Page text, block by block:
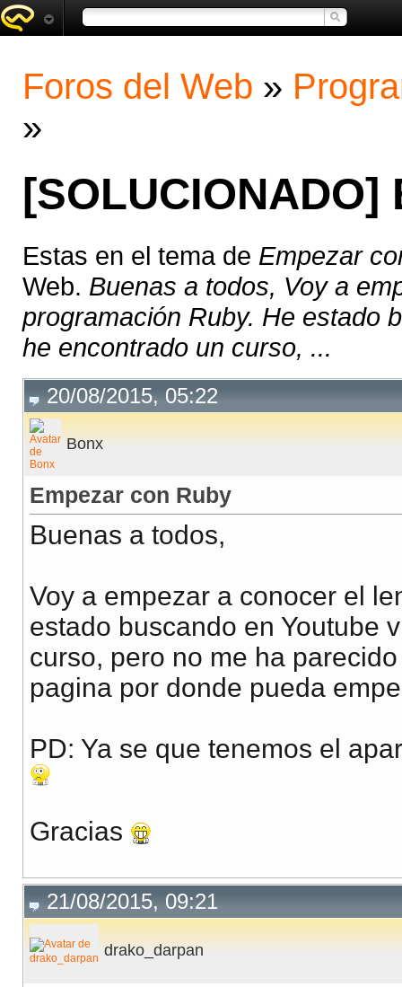
Foros del Web »
»
Estas en el tema de Empezar
Web. Buenas a todos, Voy a
programación Ruby. He estado
he encontrado un curso, ...
20/08/2015, 05:22
Bonx
Empezar con Ruby
Buenas a todos,
Voy a empezar a conocer el
estado buscando en Youtube
curso, pero no me ha
pagina por donde pueda
PD: Ya se que tenemos el
Gracias
21/08/2015, 09:21
drako_darpan